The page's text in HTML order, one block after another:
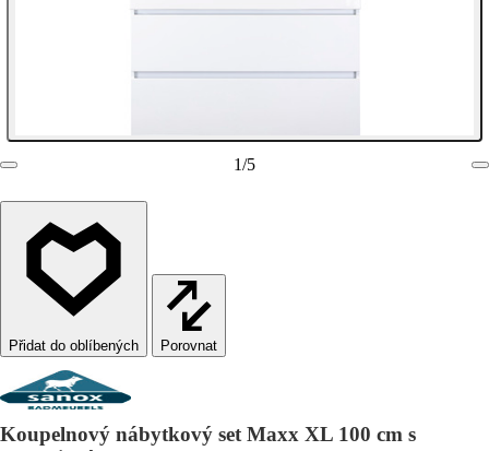
1/5
Porovnat
Koupelnový nábytkový set Maxx XL 100 cm s